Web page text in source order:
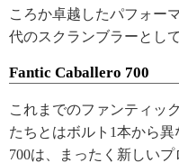
ころか卓越したパフォー
代のスクランブラーとし
Fantic Caballero 700
これまでのファンティッ
たちとはボルト1本から
700は、まったく新しい